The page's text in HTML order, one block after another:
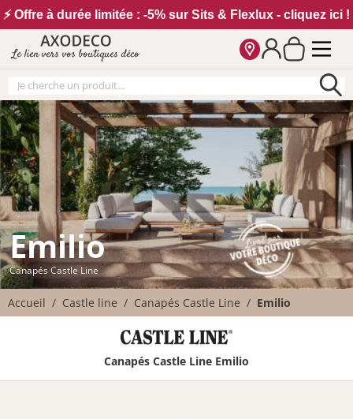
⚡ Offre à durée limitée : -5% sur Sits & Flexlux - cliquez ici !
Le lien vers vos boutiques déco
Emilio
Canapés Castle Line
Accueil Castle line Canapés Castle Line Emilio
Canapés Castle Line Emilio
Vos paramètres cookies